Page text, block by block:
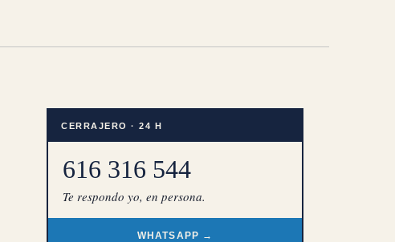
CERRAJERO · 24 H
616 316 544
Te respondo yo, en persona.
WHATSAPP →